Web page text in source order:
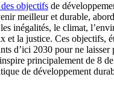
objectifs de
meilleur et durable,
inégalités, le climat,
et la justice. Ces objectifs,
d’ici 2030 pour ne laisser
principalement de 8
de développement